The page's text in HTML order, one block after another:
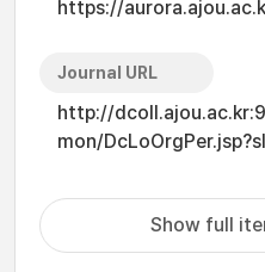
https://
Journal URL
http://
mon/
Show full